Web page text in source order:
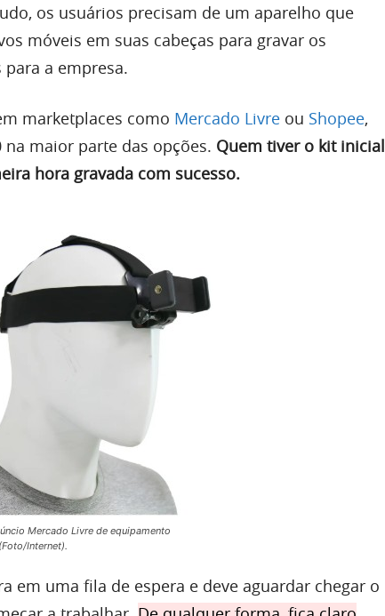
os usuários precisam de um aparelho que
móveis em suas cabeças para gravar os
a empresa.
marketplaces como Mercado Livre ou Shopee,
na maior parte das opções. Quem tiver o kit inicial
hora gravada com sucesso.
Mercado Livre de equipamento
Internet).
em uma fila de espera e deve aguardar chegar o